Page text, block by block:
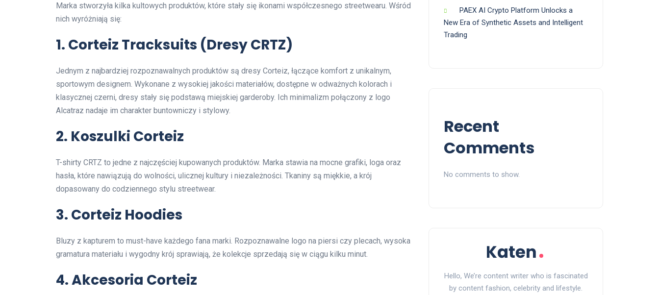
Marka stworzyła kilka kultowych produktów, które stały się ikonami współczesnego streetwearu. Wśród
nich wyróżniają się:
1. Corteiz Tracksuits (Dresy CRTZ)
Jednym z najbardziej rozpoznawalnych produktów są dresy Corteiz, łączące komfort z unikalnym,
sportowym designem. Wykonane z wysokiej jakości materiałów, dostępne w odważnych kolorach i
klasycznej czerni, dresy stały się podstawą miejskiej garderoby. Ich minimalizm połączony z logo
Alcatraz nadaje im charakter buntowniczy i stylowy.
2. Koszulki Corteiz
T-shirty CRTZ to jedne z najczęściej kupowanych produktów. Marka stawia na mocne grafiki, loga oraz
hasła, które nawiązują do wolności, ulicznej kultury i niezależności. Tkaniny są miękkie, a krój
dopasowany do codziennego stylu streetwear.
3. Corteiz Hoodies
Bluzy z kapturem to must-have każdego fana marki. Rozpoznawalne logo na piersi czy plecach, wysoka
gramatura materiału i wygodny krój sprawiają, że kolekcje sprzedają się w ciągu kilku minut.
4. Akcesoria Corteiz
PAEX AI Crypto Platform Unlocks a
New Era of Synthetic Assets and Intelligent
Trading
Recent
Comments
No comments to show.
Hello, We’re content writer who is fascinated
by content fashion, celebrity and lifestyle.